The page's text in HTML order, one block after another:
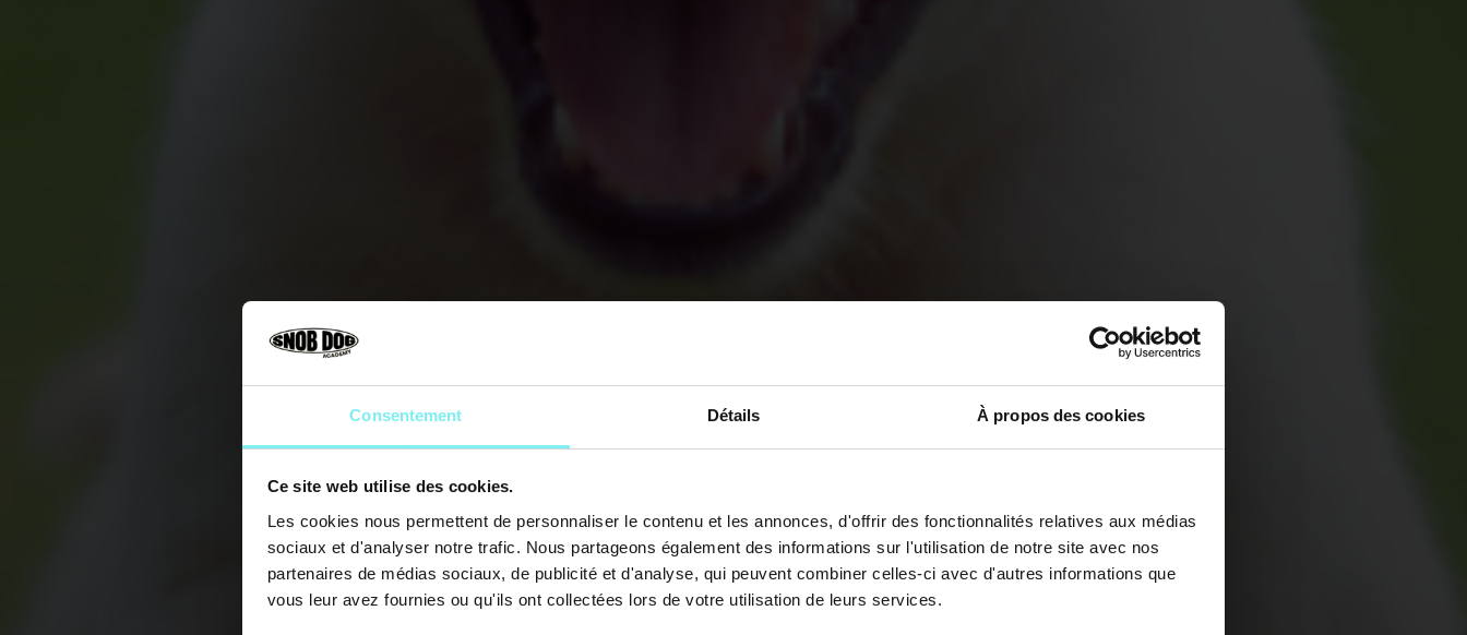
Consentement Détails À propos des cookies
Ce site web utilise des cookies.
Les cookies nous permettent de personnaliser le contenu et les annonces, d'offrir des fonctionnalités relatives aux médias
sociaux et d'analyser notre trafic. Nous partageons également des informations sur l'utilisation de notre site avec nos
partenaires de médias sociaux, de publicité et d'analyse, qui peuvent combiner celles-ci avec d'autres informations que
vous leur avez fournies ou qu'ils ont collectées lors de votre utilisation de leurs services.